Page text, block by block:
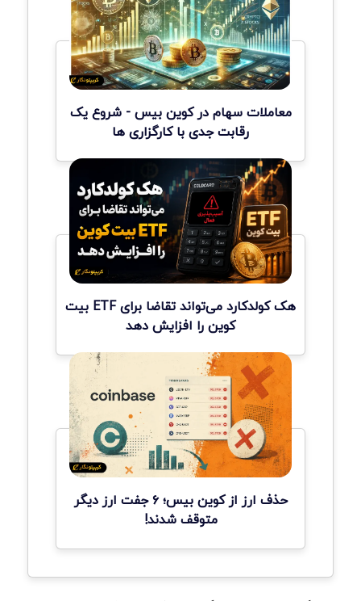
معاملات سهام در کوین بیس - شروع یک
رقابت جدی با کارگزاری ها
هک کولدکارد می‌تواند تقاضا برای ETF بیت
کوین را افزایش دهد
حذف ارز از کوین بیس؛ ۶ جفت ارز دیگر
متوقف شدند!